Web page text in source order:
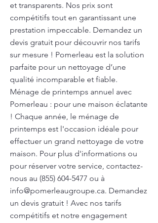
et transparents. Nos prix sont
compétitifs tout en garantissant une
prestation impeccable. Demandez un
devis gratuit pour découvrir nos tarifs
sur mesure ! Pomerleau est la solution
parfaite pour un nettoyage d’une
qualité incomparable et fiable.
Ménage de printemps annuel avec
Pomerleau : pour une maison éclatante
! Chaque année, le ménage de
printemps est l'occasion idéale pour
effectuer un grand nettoyage de votre
maison. Pour plus d'informations ou
pour réserver votre service, contactez-
nous au (855) 604-5477 ou à
info@pomerleaugroupe.ca. Demandez
un devis gratuit ! Avec nos tarifs
compétitifs et notre engagement